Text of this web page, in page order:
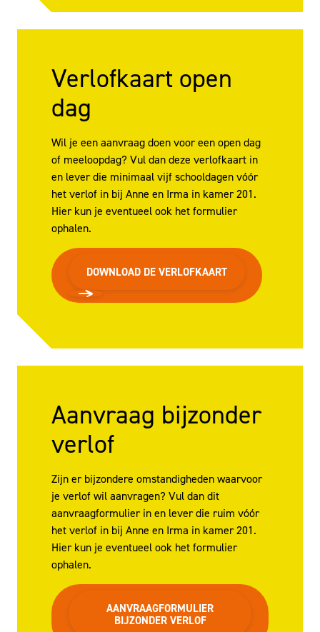
Verlofkaart open
dag
Wil je een aanvraag doen voor een open dag
of meeloopdag? Vul dan deze verlofkaart in
en lever die minimaal vijf schooldagen vóór
het verlof in bij Anne en Irma in kamer 201.
Hier kun je eventueel ook het formulier
ophalen.
DOWNLOAD DE VERLOFKAART
Aanvraag bijzonder
verlof
Zijn er bijzondere omstandigheden waarvoor
je verlof wil aanvragen? Vul dan dit
aanvraagformulier in en lever die ruim vóór
het verlof in bij Anne en Irma in kamer 201.
Hier kun je eventueel ook het formulier
ophalen.
AANVRAAGFORMULIER
BIJZONDER VERLOF